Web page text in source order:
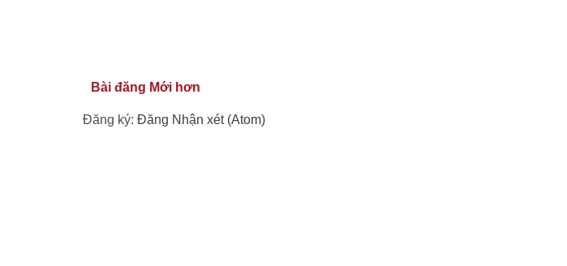
Bài đăng Mới hơn
Đăng ký: Đăng Nhận xét (Atom)